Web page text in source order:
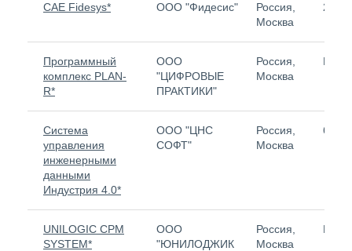
CAE Fidesys* ООО "Фидесис"
Россия,
Москва
2 570
Программный
комплекс PLAN-
R*
ООО
"ЦИФРОВЫЕ
ПРАКТИКИ"
Россия,
Москва
Нет
Система
управления
инженерными
данными
Индустрия 4.0*
ООО "ЦНС
СОФТ"
Россия,
Москва
6 926
UNILOGIC CPM
SYSTEM*
ООО
"ЮНИЛОДЖИК
Россия,
Москва
Нет